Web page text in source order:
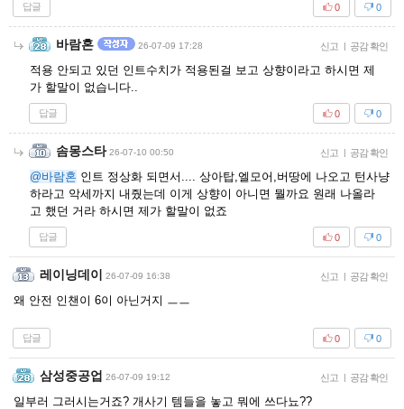
답글 0
0
바람혼 26-07-09 17:28 신고 | 공감 확인
적용 안되고 있던 인트수치가 적용된걸 보고 상향이라고 하시면 제
가 할말이 없습니다..
답글 0
0
솜몽스타 26-07-10 00:50 신고 | 공감 확인
@바람혼 인트 정상화 되면서.... 상아탑,엘모어,버땅에 나오고 턴사냥
하라고 악세까지 내줬는데 이게 상향이 아니면 뭘까요 원래 나올라
고 했던 거라 하시면 제가 할말이 없죠
답글 0
0
레이닝데이 26-07-09 16:38 신고 | 공감 확인
왜 안전 인챈이 6이 아닌거지 ㅡㅡ
답글 0
0
삼성중공업 26-07-09 19:12 신고 | 공감 확인
일부러 그러시는거죠? 개사기 템들을 놓고 뭐에 쓰다뇨??